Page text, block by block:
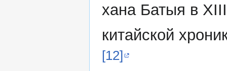
хана Батыя в
китайской
[12]